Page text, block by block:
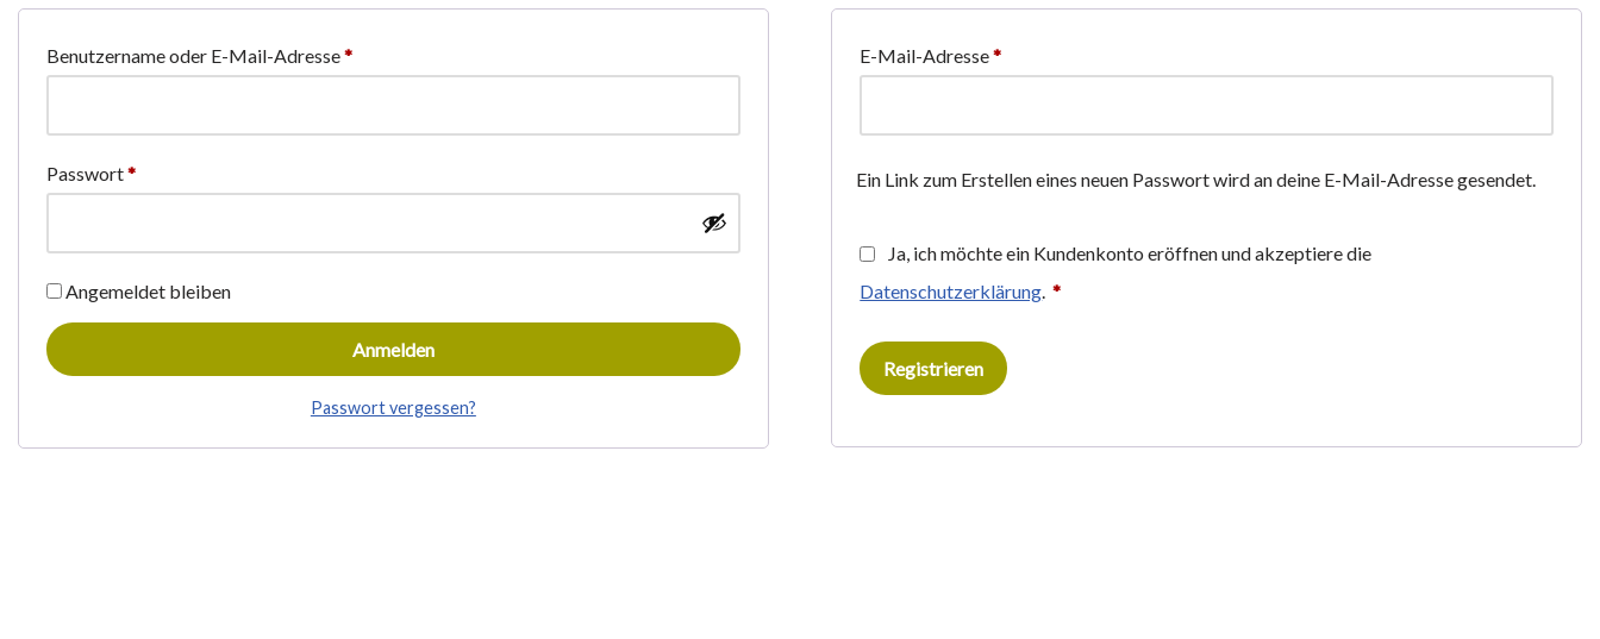
Benutzername oder E-Mail-Adresse*
Passwort*
Angemeldet bleiben
Anmelden
Passwort vergessen?
E-Mail-Adresse*
Ein Link zum Erstellen eines neuen Passwort wird an deine E-Mail-Adresse gesendet.
Ja, ich möchte ein Kundenkonto eröffnen und akzeptiere die
Datenschutzerklärung *
Registrieren